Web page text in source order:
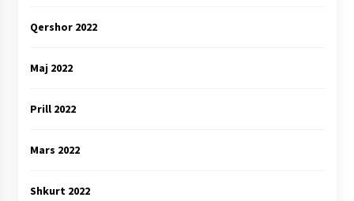
Qershor 2022
Maj 2022
Prill 2022
Mars 2022
Shkurt 2022